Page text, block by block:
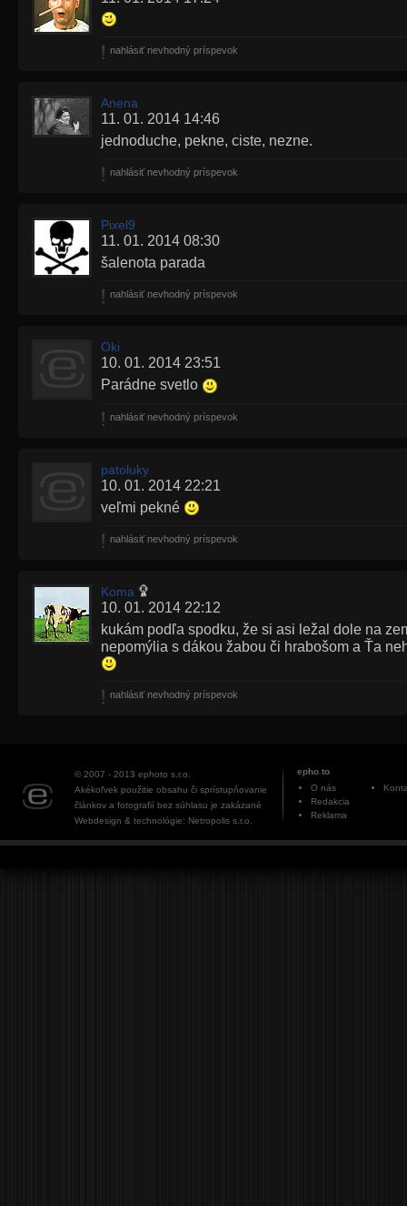
nahlásiť nevhodný príspevok
Anena
11. 01. 2014 14:46
jednoduche, pekne, ciste, nezne.
nahlásiť nevhodný príspevok
Pixel9
11. 01. 2014 08:30
šalenota parada
nahlásiť nevhodný príspevok
Oki
10. 01. 2014 23:51
Parádne svetlo
nahlásiť nevhodný príspevok
patoluky
10. 01. 2014 22:21
veľmi pekné
nahlásiť nevhodný príspevok
Koma
10. 01. 2014 22:12
kukám podľa spodku, že si asi ležal dole na
nepomýlia s dákou žabou či hrabošom a Ťa
nahlásiť nevhodný príspevok
© 2007 - 2013 ephoto s.r.o.
Akékoľvek použitie obsahu či sprístupňovanie
článkov a fotografií bez súhlasu je zakázané
Webdesign & technológie: Netropolis s.r.o.
epho.to
O nás
Redakcia
Reklama